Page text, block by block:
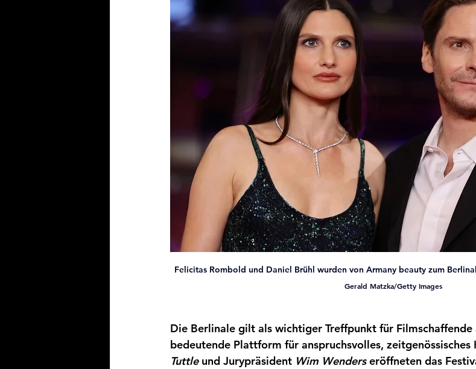
Felicitas Rombold und Daniel Brühl wurden von Armany beauty zum
Gerald Matzka/Getty Images
Die Berlinale gilt als wichtiger Treffpunkt für Filmschaffende
bedeutende Plattform für anspruchsvolles,
Tuttle und Jurypräsident Wim Wenders eröffneten das